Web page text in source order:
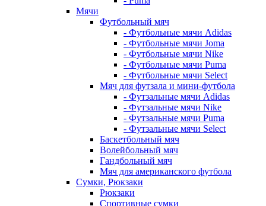
Мячи
Футбольный мяч
- Футбольные мячи Adidas
- Футбольные мячи Joma
- Футбольные мячи Nike
- Футбольные мячи Puma
- Футбольные мячи Select
Мяч для футзала и мини-футбола
- Футзальные мячи Adidas
- Футзальные мячи Nike
- Футзальные мячи Puma
- Футзальные мячи Select
Баскетбольный мяч
Волейбольный мяч
Гандбольный мяч
Мяч для американского футбола
Сумки, Рюкзаки
Рюкзаки
Спортивные сумки